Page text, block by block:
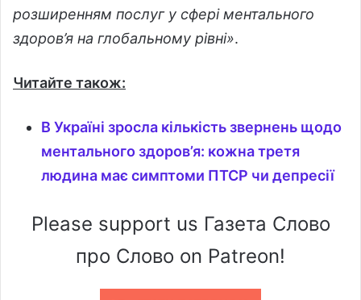
розширенням послуг у сфері ментального
здоров’я на глобальному рівні».
Читайте також:
В Україні зросла кількість звернень щодо
ментального здоров’я: кожна третя
людина має симптоми ПТСР чи депресії
Please support us Газета Слово
про Слово on Patreon!